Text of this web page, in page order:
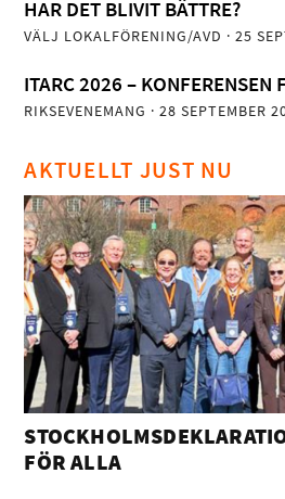
HAR DET BLIVIT BÄTTRE?
VÄLJ LOKALFÖRENING/AVD · 25
ITARC 2026 – KONFERENSEN
RIKSEVENEMANG · 28 SEPTEMBER
AKTUELLT JUST NU
FÖR ALLA